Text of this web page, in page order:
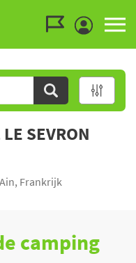
SEVRON
Ain, Frankrijk
camping